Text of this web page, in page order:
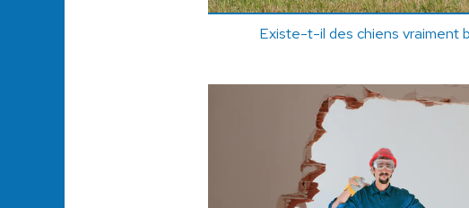
Existe-t-il des chiens vraiment